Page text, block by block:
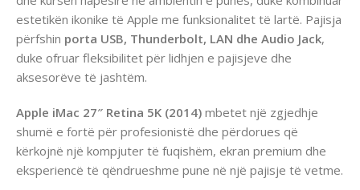
estetikën ikonike të Apple me funksionalitet të lartë. Pajisja
përfshin porta USB, Thunderbolt, LAN dhe Audio Jack,
duke ofruar fleksibilitet për lidhjen e pajisjeve dhe
aksesorëve të jashtëm.
Apple iMac 27″ Retina 5K (2014) mbetet një zgjedhje
shumë e fortë për profesionistë dhe përdorues që
kërkojnë një kompjuter të fuqishëm, ekran premium dhe
eksperiencë të qëndrueshme pune në një pajisje të vetme.